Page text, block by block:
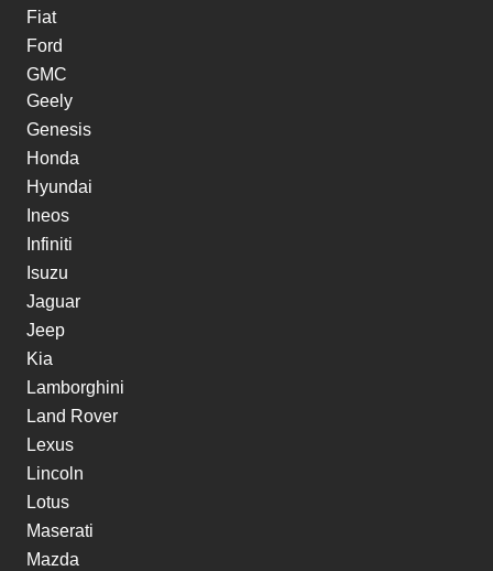
Fiat
Ford
GMC
Geely
Genesis
Honda
Hyundai
Ineos
Infiniti
Isuzu
Jaguar
Jeep
Kia
Lamborghini
Land Rover
Lexus
Lincoln
Lotus
Maserati
Mazda